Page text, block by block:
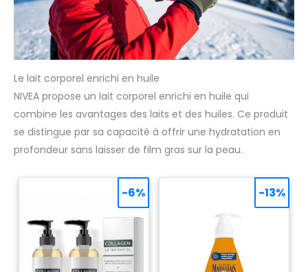
Le lait corporel enrichi en huile
NIVEA propose un lait corporel enrichi en huile qui
combine les avantages des laits et des huiles. Ce produit
se distingue par sa capacité à offrir une hydratation en
profondeur sans laisser de film gras sur la peau.
-6% -13%